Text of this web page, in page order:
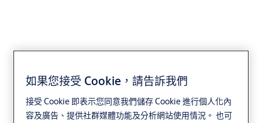
Yale
如果您接受 Cookie，請告訴我們
接受 Cookie 即表示您同意我們儲存 Cookie 進行個人化內
容及廣告、提供社群媒體功能及分析網站使用情況。 也可